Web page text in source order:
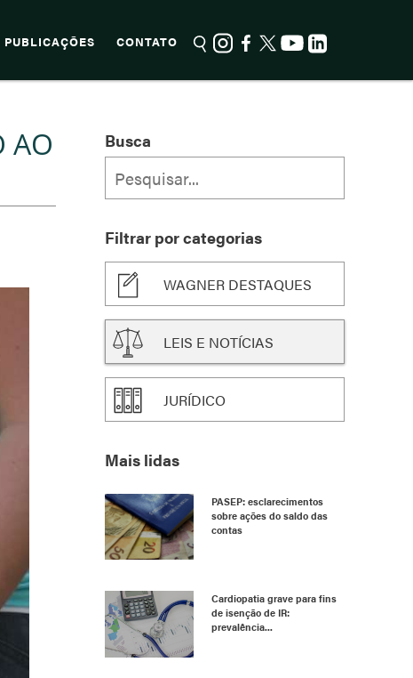
PUBLICAÇÕES CONTATO
AO
Busca
Filtrar por categorias
WAGNER DESTAQUES
LEIS E NOTÍCIAS
JURÍDICO
Mais lidas
PASEP: esclarecimentos
sobre ações do saldo das
contas
Cardiopatia grave para fins
de isenção de IR:
prevalência...